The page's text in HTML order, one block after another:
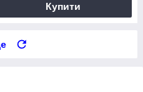
Купити